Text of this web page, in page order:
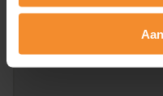
Een uitgebreid
dit inclusief de